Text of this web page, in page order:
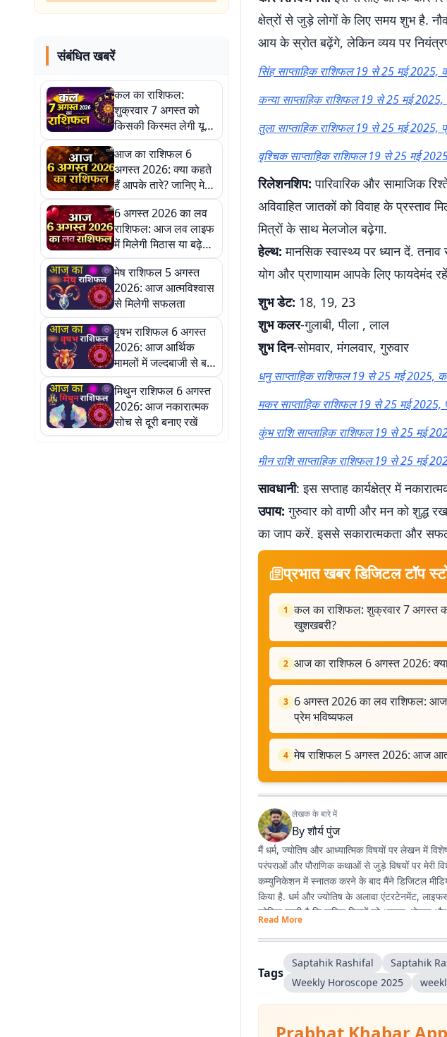
संबंधित खबरें
कल का राशिफल:
शुक्रवार 7 अगस्त को
किसकी किस्मत लेगी यू-
टर्न और किसे मिलेगी बड़ी
खुशखबरी?
आज का राशिफल 6
अगस्त 2026: क्या कहते
हैं आपके तारे? जानिए मेष
से मीन का पूरा हाल
6 अगस्त 2026 का लव
राशिफल: आज लव लाइफ
में मिलेगी मिठास या बढ़ेगी
गलतफहमी? जानें प्रेम
भविष्यफल
मेष राशिफल 5 अगस्त
2026: आज आत्मविश्वास
से मिलेगी सफलता
वृषभ राशिफल 6 अगस्त
2026: आज आर्थिक
मामलों में जल्दबाजी से बचें
और सोच-समझकर निर्णय
लें
मिथुन राशिफल 6 अगस्त
2026: आज नकारात्मक
सोच से दूरी बनाए रखें
क्षेत्रों से जुड़े लोगों के लिए समय शुभ है.
आय के स्रोत बढ़ेंगे, लेकिन व्यय पर
सिंह साप्ताहिक राशिफल 19 से 25 मई 2025,
कन्या साप्ताहिक राशिफल 19 से 25 मई 2025,
तुला साप्ताहिक राशिफल 19 से 25 मई 2025,
वृश्चिक साप्ताहिक राशिफल 19 से 25 मई
रिलेशनशिप:पारिवारिक और सामाजिक
अविवाहित जातकों को विवाह के प्रस्ताव
मित्रों के साथ मेलजोल बढ़ेगा.
हेल्थ: मानसिक स्वास्थ्य पर ध्यान दें.
योग और प्राणायाम आपके लिए फायदेमंद
शुभ डेट: 18, 19, 23
शुभ कलर-गुलाबी, पीला , लाल
शुभ दिन-सोमवार, मंगलवार, गुरुवार
धनु साप्ताहिक राशिफल 19 से 25 मई 2025,
मकर साप्ताहिक राशिफल 19 से 25 मई 2025,
कुंभ राशि साप्ताहिक राशिफल 19 से 25 मई
मीन राशि साप्ताहिक राशिफल 19 से 25 मई
सावधानी: इस सप्ताह कार्यक्षेत्र में
उपाय: गुरुवार को वाणी और मन को शुद्ध
का जाप करें. इससे सकारात्मकता और
प्रभात खबर डिजिटल टॉप
1 कल का राशिफल: शुक्रवार 7 अगस्त
खुशखबरी?
2 आज का राशिफल 6 अगस्त 2026:
3 6 अगस्त 2026 का लव राशिफल: आज
प्रेम भविष्यफल
4 मेष राशिफल 5 अगस्त 2026: आज
लेखक के बारे में
Byशौर्य पुंज
मैं धर्म, ज्योतिष और आध्यात्मिक विषयों पर लेखन में
परंपराओं और पौराणिक कथाओं से जुड़े विषयों पर मेरी
कम्युनिकेशन में स्नातक करने के बाद मैंने डिजिटल
किया है. धर्म और ज्योतिष के अलावा एंटरटेनमेंट,
कोशिश रहती है कि जटिल विषयों को आसान, रोचक
Read More
Tags
Saptahik Rashifal Saptahik
Weekly Horoscope 2025